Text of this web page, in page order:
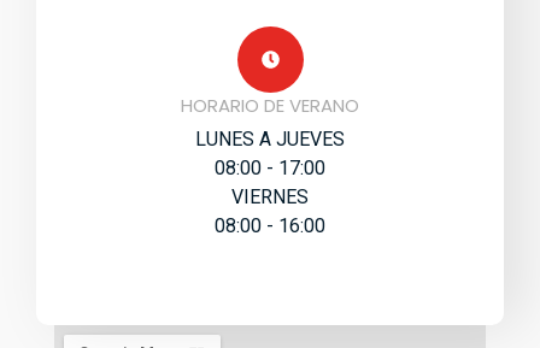
HORARIO DE VERANO
LUNES A JUEVES
08:00 - 17:00
VIERNES
08:00 - 16:00